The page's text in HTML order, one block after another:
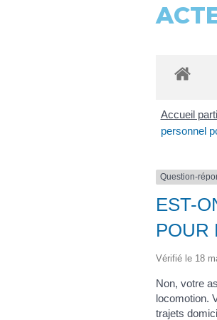
Accueil
personnel
Question-
EST-
POUR
Vérifié le 18
Non, votre
locomotion.
trajets